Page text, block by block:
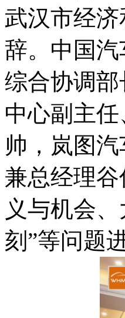
武汉市经
辞。中国
综合协调
中心副主
帅，岚图
兼总经理
义与机会
刻”等问题